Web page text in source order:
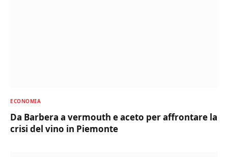
ECONOMIA
Da Barbera a vermouth e aceto per affrontare la
crisi del vino in Piemonte